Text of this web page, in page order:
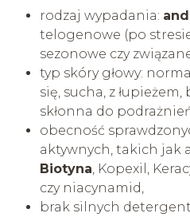
rodzaj wypadania:
telogenowe (po
sezonowe czy
typ skóry głowy:
się, sucha, z
skłonna do
obecność
aktywnych, takich jak
Biotyna , Kopexil,
czy niacynamid,
brak silnych